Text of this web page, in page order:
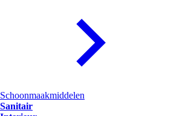
Schoonmaakmiddelen
Sanitair